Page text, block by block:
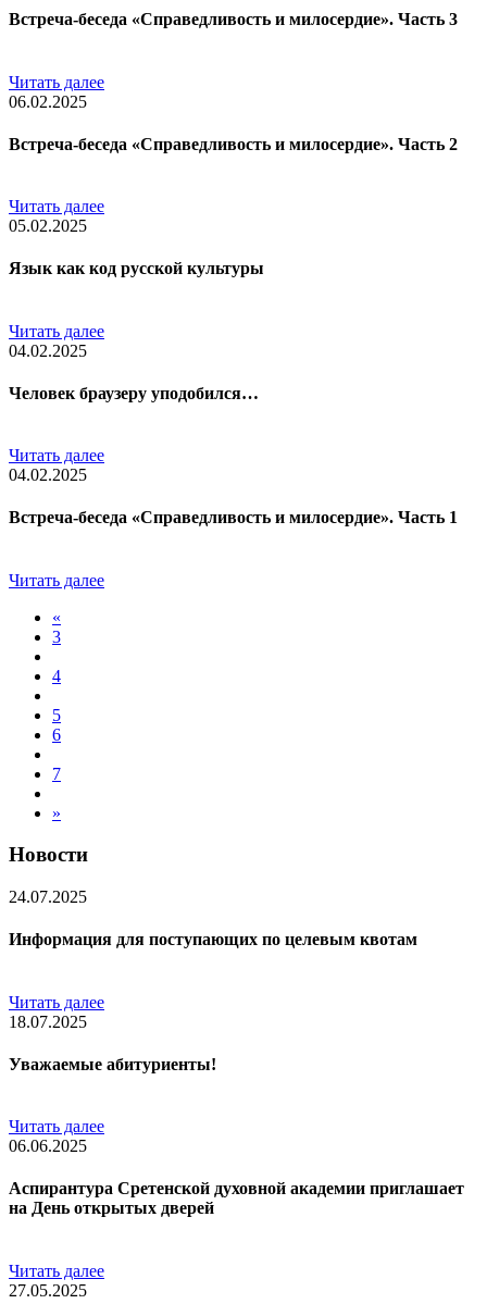
Встреча-беседа «Справедливость и милосердие». Часть 3
Читать далее
06.02.2025
Встреча-беседа «Справедливость и милосердие». Часть 2
Читать далее
05.02.2025
Язык как код русской культуры
Читать далее
04.02.2025
Человек браузеру уподобился…
Читать далее
04.02.2025
Встреча-беседа «Справедливость и милосердие». Часть 1
Читать далее
«
3
4
5
6
7
»
Новости
24.07.2025
Информация для поступающих по целевым квотам
Читать далее
18.07.2025
Уважаемые абитуриенты!
Читать далее
06.06.2025
Аспирантура Сретенской духовной академии приглашает
на День открытых дверей
Читать далее
27.05.2025